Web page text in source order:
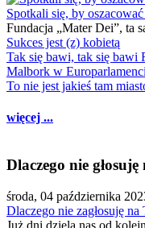
Spotkali się, by
Fundacja „Mater Dei”, ta
Sukces jest (z) kobietą
Tak się bawi, tak się bawi
Malbork w
To nie jest jakieś tam
więcej ...
Dlaczego nie
środa, 04 października
Dlaczego nie zagłosuję na